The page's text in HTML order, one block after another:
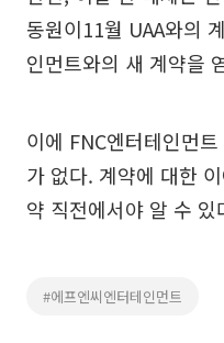
동원이11월 UAA와의
인먼트와의 새 계약을
이에 FNC엔터테인먼
가 없다. 계약에 대한
약 직전에서야 알 수
#에프엔씨엔터테인먼트